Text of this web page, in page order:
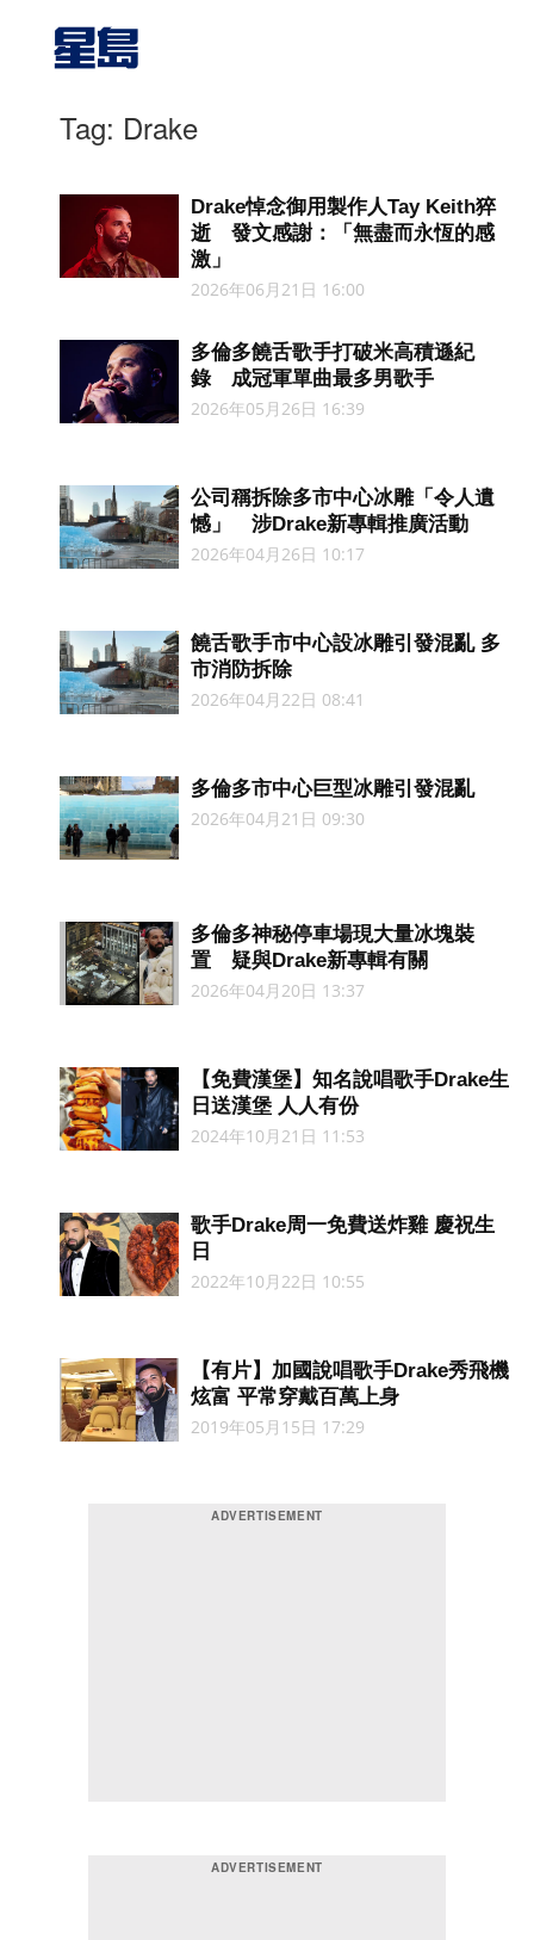
Tag: Drake
Drake悼念御用製作人Tay Keith猝
逝 發文感謝：「無盡而永恆的感
激」
2026年06月21日 16:00
多倫多饒舌歌手打破米高積遜紀
錄 成冠軍單曲最多男歌手
2026年05月26日 16:39
公司稱拆除多市中心冰雕「令人遺
憾」 涉Drake新專輯推廣活動
2026年04月26日 10:17
饒舌歌手市中心設冰雕引發混亂 多
市消防拆除
2026年04月22日 08:41
多倫多市中心巨型冰雕引發混亂
2026年04月21日 09:30
多倫多神秘停車場現大量冰塊裝
置 疑與Drake新專輯有關
2026年04月20日 13:37
【免費漢堡】知名說唱歌手Drake生
日送漢堡 人人有份
2024年10月21日 11:53
歌手Drake周一免費送炸雞 慶祝生
日
2022年10月22日 10:55
【有片】加國說唱歌手Drake秀飛機
炫富 平常穿戴百萬上身
2019年05月15日 17:29